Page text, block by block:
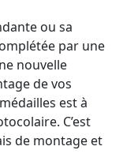
ou sa
par une
nouvelle
de vos
est à
C’est
de montage et